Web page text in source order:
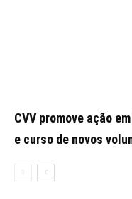
CVV promove ação
e curso de novos